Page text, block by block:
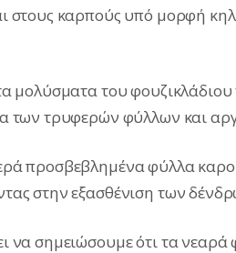
στους καρπούς υπό μορφή
μολύσματα του
των τρυφερών φύλλων και
προσβεβλημένα φύλλα
στην εξασθένιση των
να σημειώσουμε ότι τα νεαρά